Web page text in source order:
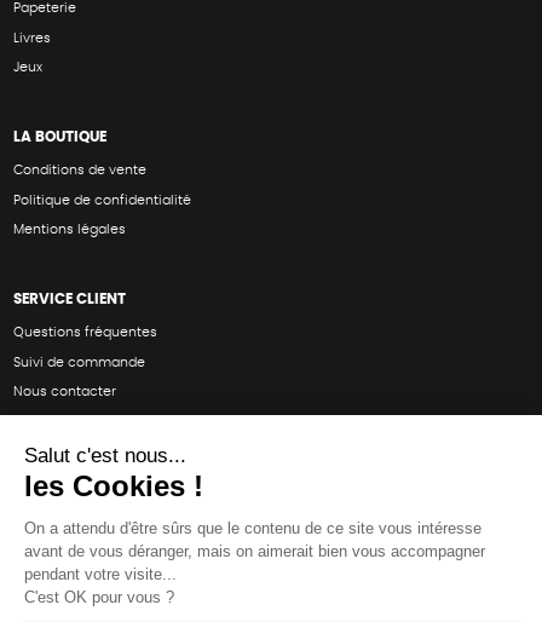
Papeterie
Livres
Jeux
LA BOUTIQUE
Conditions de vente
Politique de confidentialité
Mentions légales
SERVICE CLIENT
Questions fréquentes
Suivi de commande
Nous contacter
SUIVEZ-NOUS